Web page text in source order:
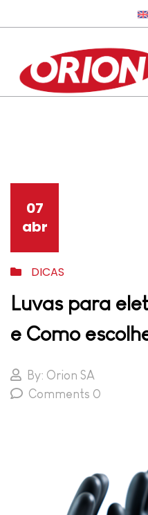
07
abr
DICAS
Luvas para
e Como
By: Orion SA
Comments 0